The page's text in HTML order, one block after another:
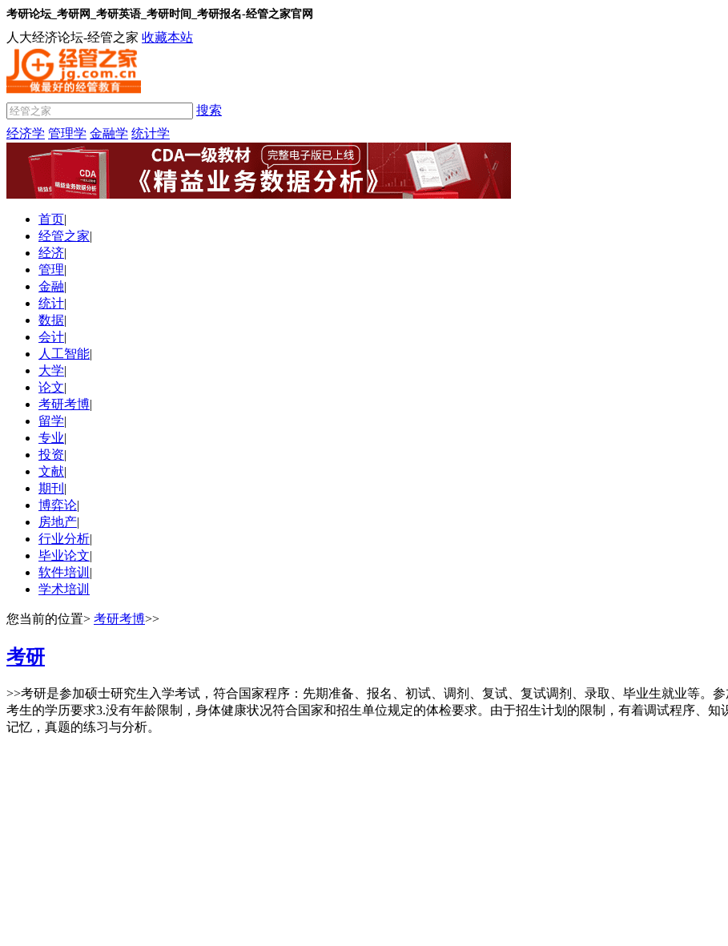
考研论坛_考研网_考研英语_考研时间_考研报名-经管之家官网
人大经济论坛-经管之家 收藏本站
搜索
经济学 管理学 金融学 统计学
首页|
经管之家|
经济|
管理|
金融|
统计|
数据|
会计|
人工智能|
大学|
论文|
考研考博|
留学|
专业|
投资|
文献|
期刊 |
博弈论|
房地产|
行业分析|
毕业论文|
软件培训 |
学术培训
您当前的位置> 考研考博>>
考研
>>考研是参加硕士研究生入学考试，符合国家程序：先期准备、报名、初试、调剂、复试、复试调剂、录取、毕业生就业等。
考生的学历要求3.没有年龄限制，身体健康状况符合国家和招生单位规定的体检要求。由于招生计划的限制，有着调试程序、
记忆，真题的练习与分析。